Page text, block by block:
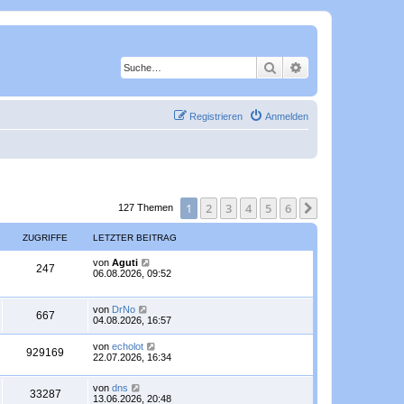
Suche
Anmelden
Registrieren
127 Themen 1 2 3 4 5 6
ZUGRIFFE LETZTER BEITRAG
247Z
g
r
L
e
e
r
B
e
i
a
g
von Aguti
06.08.2026, 09:52
667Z
u
L
e
t
e
r
B
e
von DrNo
04.08.2026, 16:57
929169Z
u
L
e
z
t
e
von echolot
22.07.2026, 16:34
33287Z
L
e
von dns
13.06.2026, 20:48